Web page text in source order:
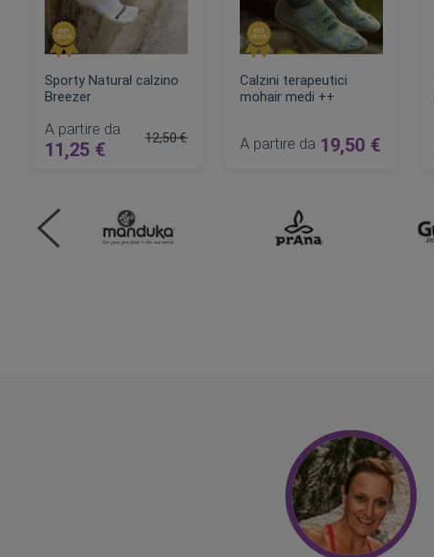
Sporty Natural calzino
Breezer
A partire da
11,25 €
12,50 €
Calzini terapeutici
mohair medi ++
A partire da 19,50 €